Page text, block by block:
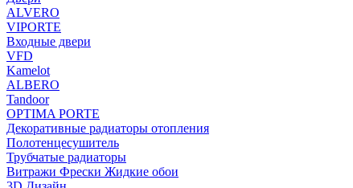
ALVERO
VIPORTE
Входные двери
VFD
Kamelot
ALBERO
Tandoor
OPTIMA PORTE
Декоративные радиаторы отопления
Полотенцесушитель
Трубчатые радиаторы
Витражи Фрески Жидкие обои